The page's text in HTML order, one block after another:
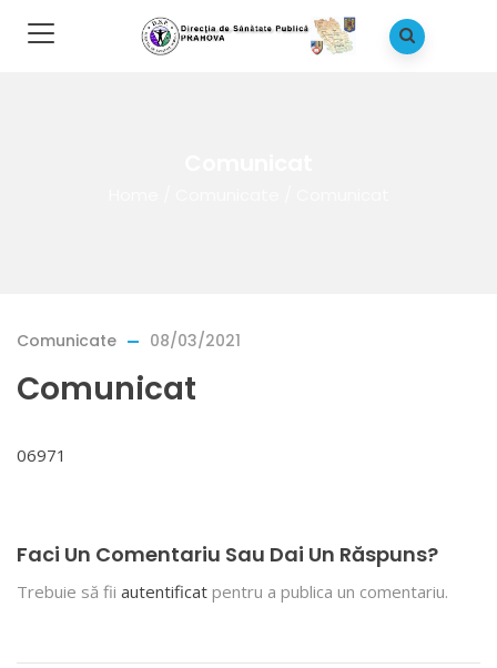
Comunicate 08/03/2021
Comunicat
06971
Faci Un Comentariu Sau Dai Un Răspuns?
Trebuie să fii autentificat pentru a publica un comentariu.